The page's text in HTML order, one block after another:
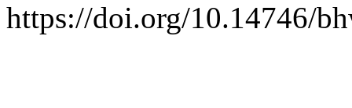
https://doi.org/10.14746/